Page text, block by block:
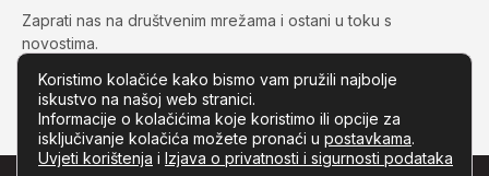
Zaprati nas na društvenim mrežama i ostani u toku s
novostima.
Koristimo kolačiće kako bismo vam pružili najbolje
iskustvo na našoj web stranici.
Informacije o kolačićima koje koristimo ili opcije za
isključivanje kolačića možete pronaći u postavkama.
Uvjeti korištenja i Izjava o privatnosti i sigurnosti podataka